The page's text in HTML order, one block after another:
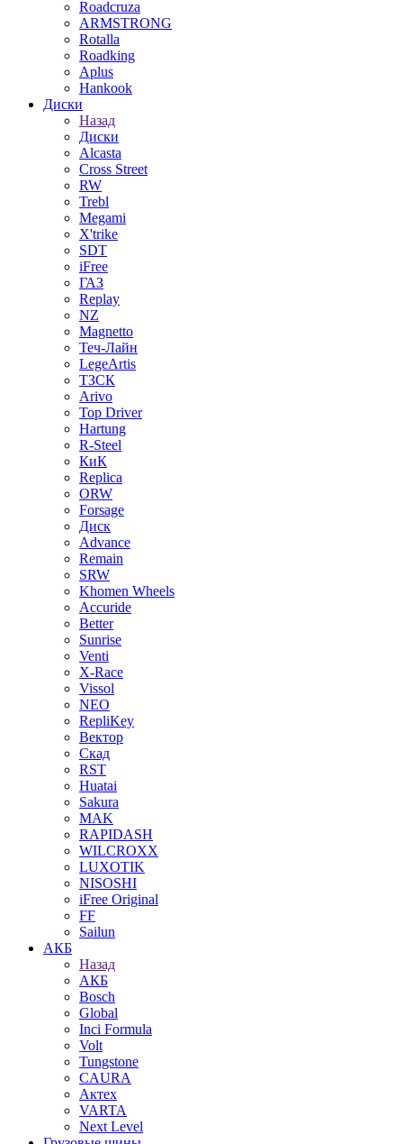
Roadcruza
ARMSTRONG
Rotalla
Roadking
Aplus
Hankook
Диски
Назад
Диски
Alcasta
Cross Street
RW
Trebl
Megami
X'trike
SDT
iFree
ГАЗ
Replay
NZ
Magnetto
Теч-Лайн
LegeArtis
ТЗСК
Arivo
Top Driver
Hartung
R-Steel
КиК
Replica
ORW
Forsage
Диск
Advance
Remain
SRW
Khomen Wheels
Accuride
Better
Sunrise
Venti
X-Race
Vissol
NEO
RepliKey
Вектор
Скад
RST
Huatai
Sakura
MAK
RAPIDASH
WILCROXX
LUXOTIK
NISOSHI
iFree Original
FF
Sailun
АКБ
Назад
АКБ
Bosch
Global
Inci Formula
Volt
Tungstone
CAURA
Актех
VARTA
Next Level